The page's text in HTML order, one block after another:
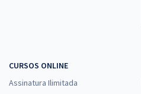
CURSOS ONLINE
Assinatura Ilimitada